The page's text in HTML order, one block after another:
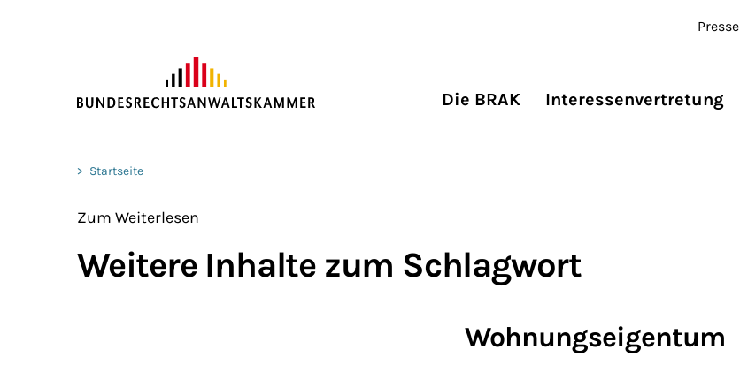
Presse
Die BRAK Interessenvertretung
Sie befinden sich hier:
> Startseite
Zum Weiterlesen
Weitere Inhalte zum Schlagwort
Wohnungseigentum